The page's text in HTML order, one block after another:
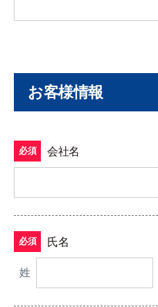
お客様情報
必須 会社名
必須 氏名
姓